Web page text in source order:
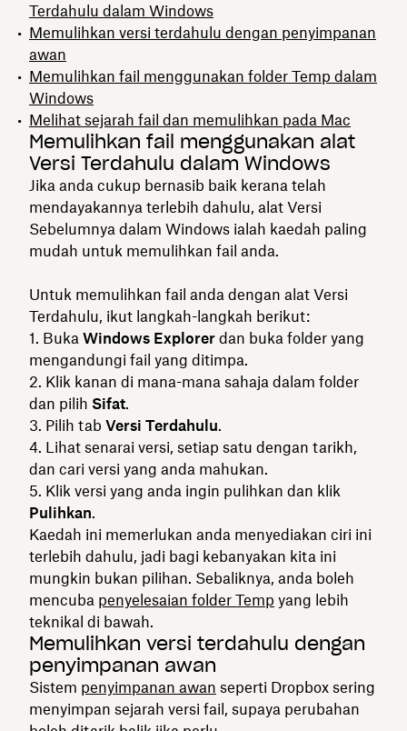
Terdahulu dalam Windows
Memulihkan versi terdahulu dengan penyimpanan
awan
Memulihkan fail menggunakan folder Temp dalam
Windows
Melihat sejarah fail dan memulihkan pada Mac
Memulihkan fail menggunakan alat
Versi Terdahulu dalam Windows
Jika anda cukup bernasib baik kerana telah
mendayakannya terlebih dahulu, alat Versi
Sebelumnya dalam Windows ialah kaedah paling
mudah untuk memulihkan fail anda.
Untuk memulihkan fail anda dengan alat Versi
Terdahulu, ikut langkah-langkah berikut:
Buka Windows Explorer dan buka folder yang
mengandungi fail yang ditimpa.
Klik kanan di mana-mana sahaja dalam folder
dan pilih Sifat.
Pilih tab Versi Terdahulu.
Lihat senarai versi, setiap satu dengan tarikh,
dan cari versi yang anda mahukan.
Klik versi yang anda ingin pulihkan dan klik
Pulihkan.
Kaedah ini memerlukan anda menyediakan ciri ini
terlebih dahulu, jadi bagi kebanyakan kita ini
mungkin bukan pilihan. Sebaliknya, anda boleh
mencuba penyelesaian folder Temp yang lebih
teknikal di bawah.
Memulihkan versi terdahulu dengan
penyimpanan awan
Sistem penyimpanan awan seperti Dropbox sering
menyimpan sejarah versi fail, supaya perubahan